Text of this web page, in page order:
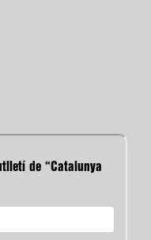
de “Catalunya